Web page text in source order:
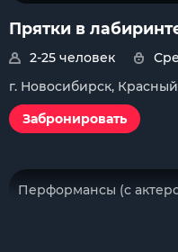
Прятки в
2-25 человек
г. Новосибирск, Красный
Забронировать
Перформансы (с